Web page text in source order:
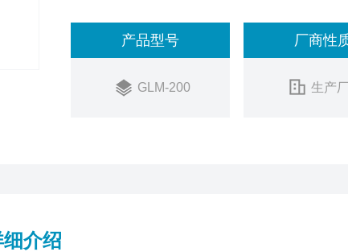
产品型号
GLM-200
厂商性
生产
介绍